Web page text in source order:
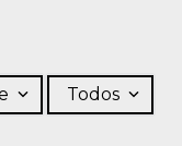
Todos